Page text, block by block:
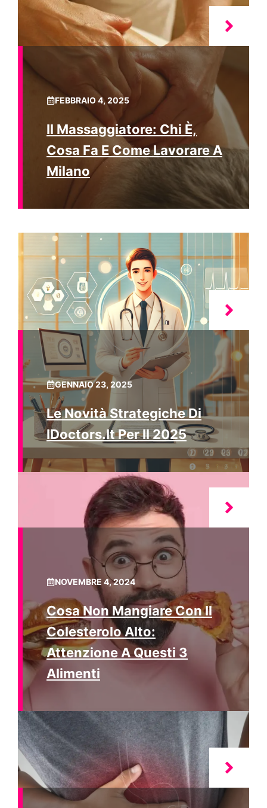
FEBBRAIO 4, 2025
Il Massaggiatore: Chi È,
Cosa Fa E Come Lavorare A
Milano
GENNAIO 23, 2025
Le Novità Strategiche Di
IDoctors.it Per Il 2025
NOVEMBRE 4, 2024
Cosa Non Mangiare Con Il
Colesterolo Alto:
Attenzione A Questi 3
Alimenti